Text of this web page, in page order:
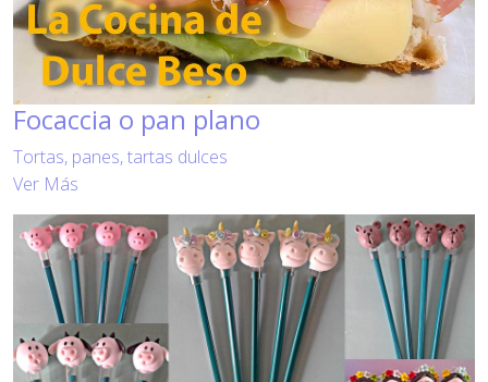
Focaccia o pan plano
Tortas, panes, tartas dulces
Ver Más